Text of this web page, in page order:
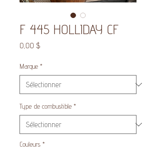
F 445 HOLLIDAY CF
0,00 $
Marque *
Type de combustible *
Couleurs *